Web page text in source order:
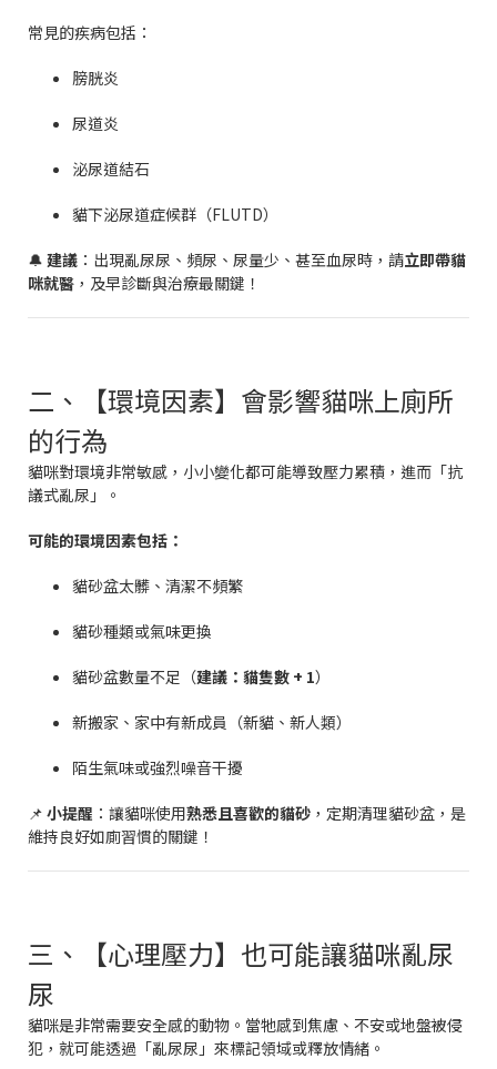
常見的疾病包括：
膀胱炎
尿道炎
泌尿道結石
貓下泌尿道症候群（FLUTD）
🔔 建議 ：出現亂尿尿、頻尿、尿量少、甚至血尿時，請立即帶貓
咪就醫 ，及早診斷與治療最關鍵！
二、【環境因素】會影響貓咪上廁所
的行為
貓咪對環境非常敏感，小小變化都可能導致壓力累積，進而「抗
議式亂尿」。
可能的環境因素包括：
貓砂盆太髒、清潔不頻繁
貓砂種類或氣味更換
貓砂盆數量不足（建議：貓隻數 + 1）
新搬家、家中有新成員（新貓、新人類）
陌生氣味或強烈噪音干擾
📌 小提醒 ：讓貓咪使用熟悉且喜歡的貓砂 ，定期清理貓砂盆，是
維持良好如廁習慣的關鍵！
三、【心理壓力】也可能讓貓咪亂尿
尿
貓咪是非常需要安全感的動物。當牠感到焦慮、不安或地盤被侵
犯，就可能透過「亂尿尿」來標記領域或釋放情緒。